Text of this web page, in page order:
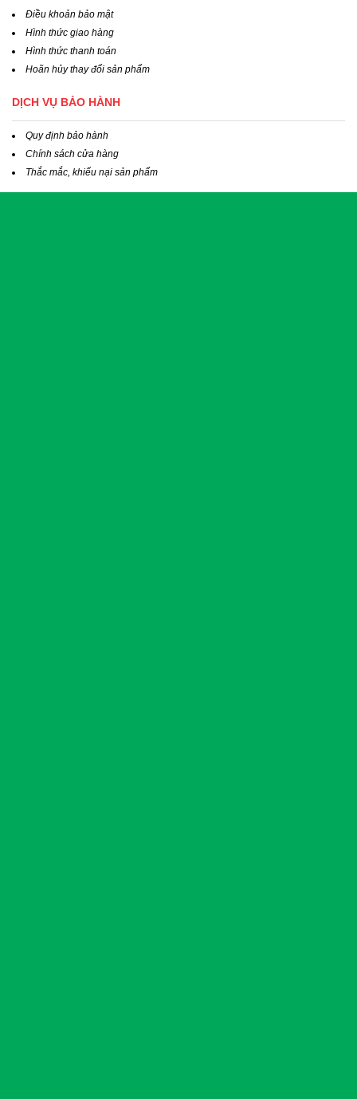
Điều khoản bảo mật
Hình thức giao hàng
Hình thức thanh toán
Hoãn hủy thay đổi sản phẩm
DỊCH VỤ BẢO HÀNH
Quy định bảo hành
Chính sách cửa hàng
Thắc mắc, khiếu nại sản phẩm